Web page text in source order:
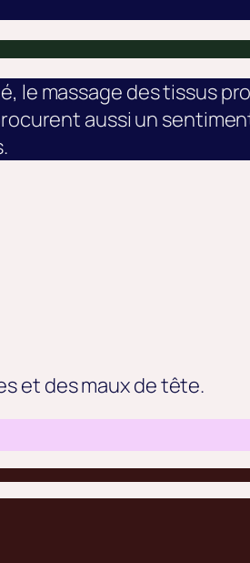
le massage des tissus
aussi un
et des maux de tête.